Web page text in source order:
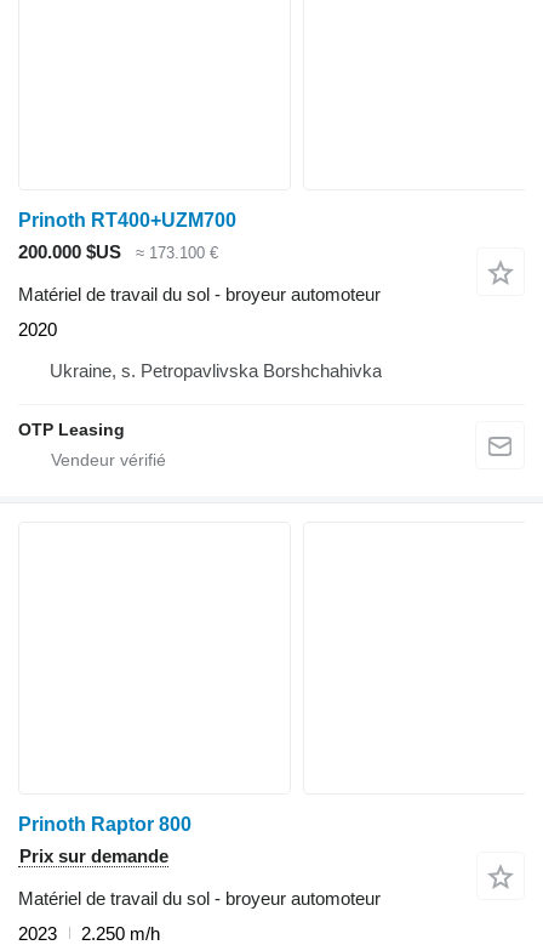
Prinoth RT400+UZM700
200.000 $US
≈ 173.100 €
Matériel de travail du sol - broyeur automoteur
2020
Ukraine, s. Petropavlivska Borshchahivka
OTP Leasing
Prinoth Raptor 800
Prix sur demande
Matériel de travail du sol - broyeur automoteur
2023
2.250 m/h